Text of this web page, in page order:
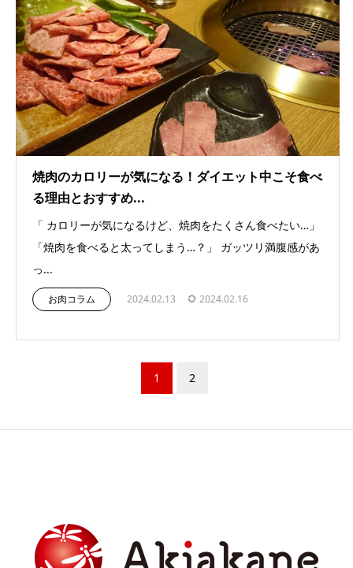
焼肉のカロリーが気になる！ダイエット中こそ食べ
る理由とおすすめ...
「 カロリーが気になるけど、焼肉をたくさん食べたい…」
「焼肉を食べると太ってしまう…？」 ガッツリ満腹感があ
っ...
お肉コラム 2024.02.13 2024.02.16
1 2